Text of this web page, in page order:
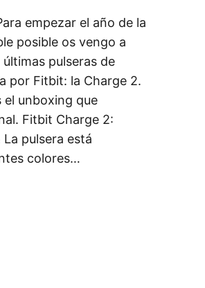
empezar el año de la
posible os vengo a
pulseras de
por Fitbit: la Charge 2.
el unboxing que
Fitbit Charge 2:
pulsera está
colores…